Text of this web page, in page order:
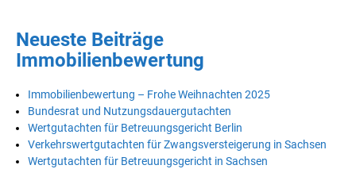
Neueste Beiträge
Immobilienbewertung
Immobilienbewertung – Frohe Weihnachten 2025
Bundesrat und Nutzungsdauergutachten
Wertgutachten für Betreuungsgericht Berlin
Verkehrswertgutachten für Zwangsversteigerung in Sachsen
Wertgutachten für Betreuungsgericht in Sachsen